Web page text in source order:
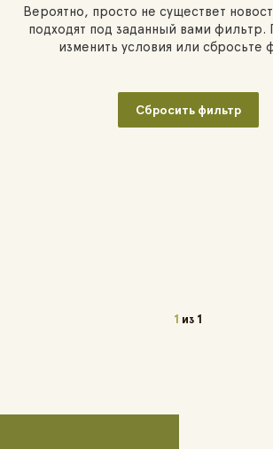
Вероятно, просто не существет
подходят под заданный вами фильтр.
изменить условия или сбросьте
Сбросить фильтр
1 из 1